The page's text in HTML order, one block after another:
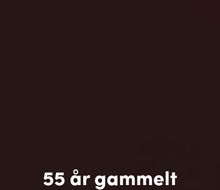
55 år gammelt